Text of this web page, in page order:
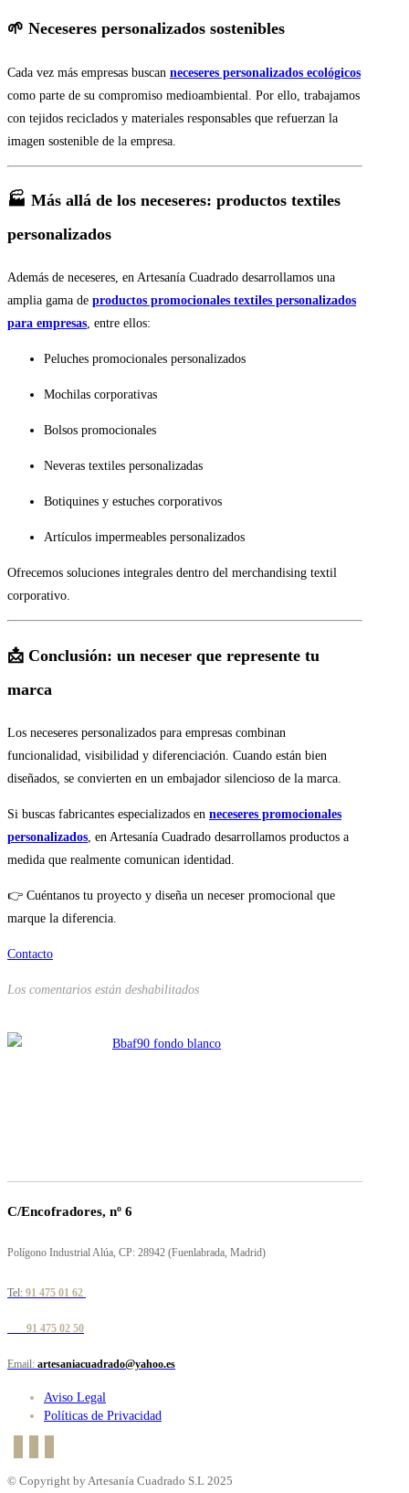
🌱 Neceseres personalizados sostenibles
Cada vez más empresas buscan neceseres personalizados ecológicos
como parte de su compromiso medioambiental. Por ello, trabajamos
con tejidos reciclados y materiales responsables que refuerzan la
imagen sostenible de la empresa.
🏭 Más allá de los neceseres: productos textiles
personalizados
Además de neceseres, en Artesanía Cuadrado desarrollamos una
amplia gama de productos promocionales textiles personalizados
para empresas, entre ellos:
Peluches promocionales personalizados
Mochilas corporativas
Bolsos promocionales
Neveras textiles personalizadas
Botiquines y estuches corporativos
Artículos impermeables personalizados
Ofrecemos soluciones integrales dentro del merchandising textil
corporativo.
📩 Conclusión: un neceser que represente tu
marca
Los neceseres personalizados para empresas combinan
funcionalidad, visibilidad y diferenciación. Cuando están bien
diseñados, se convierten en un embajador silencioso de la marca.
Si buscas fabricantes especializados en neceseres promocionales
personalizados, en Artesanía Cuadrado desarrollamos productos a
medida que realmente comunican identidad.
👉 Cuéntanos tu proyecto y diseña un neceser promocional que
marque la diferencia.
Contacto
Los comentarios están deshabilitados
C/Encofradores, nº 6
Polígono Industrial Alúa, CP: 28942 (Fuenlabrada, Madrid)
Tel: 91 475 01 62
91 475 02 50
Email: artesaniacuadrado@yahoo.es
Aviso Legal
Políticas de Privacidad
© Copyright by Artesanía Cuadrado S.L 2025